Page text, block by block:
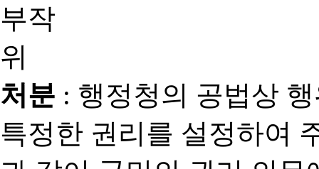
처분 : 행정청의 공법상
특정한 권리를 설정하여